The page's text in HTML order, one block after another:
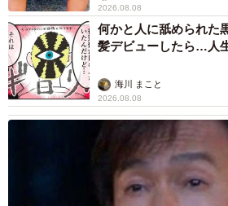
2026.08.08
何かと人に舐められ
髪デビューしたら…人
海川 まこと
2026.08.08